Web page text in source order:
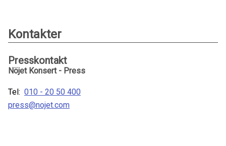
Kontakter
Presskontakt
Nöjet Konsert - Press
Tel: 010 - 20 50 400
press@nojet.com